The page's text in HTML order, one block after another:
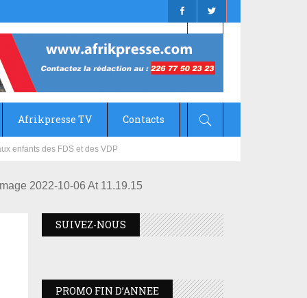
Afrikpresse TV Contacts
2022-10-06 At 11.19.15
SUIVEZ-NOUS
PROMO FIN D’ANNEE